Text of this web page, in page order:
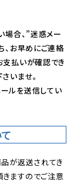
場合、”迷惑メー
、お早めにご連絡
支払いが確認でき
いませ。
ルを送信してい
が返送されてき
ますのでご注意